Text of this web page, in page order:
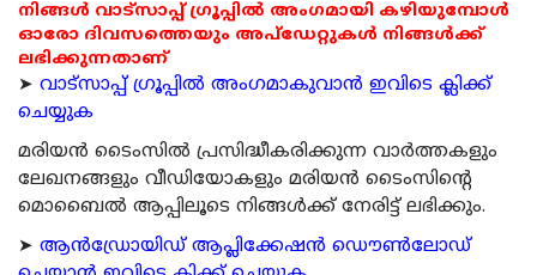
നിങ്ങൾ വാട്സാപ്പ് ഗ്രൂപ്പിൽ അംഗമായി കഴിയുമ്പോൾ
ഓരോ ദിവസത്തെയും അപ്ഡേറ്റുകൾ നിങ്ങൾക്ക്
ലഭിക്കുന്നതാണ്
➤ വാട്സാപ്പ് ഗ്രൂപ്പിൽ അംഗമാകുവാൻ ഇവിടെ ക്ലിക്ക്
ചെയ്യുക
മരിയന്‍ ടൈംസില്‍ പ്രസിദ്ധീകരിക്കുന്ന വാര്‍ത്തകളും
ലേഖനങ്ങളും വീഡിയോകളും മരിയന്‍ ടൈംസിന്റെ
മൊബൈല്‍ ആപ്പിലൂടെ നിങ്ങള്‍ക്ക് നേരിട്ട് ലഭിക്കും.
➤ ആന്‍ഡ്രോയിഡ് ആപ്ലിക്കേഷന്‍ ഡൌണ്‍ലോഡ്